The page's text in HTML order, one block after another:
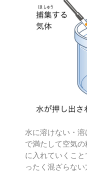
水に溶けない・
で満たして空気
に入れていくこ
ったく混ざらない